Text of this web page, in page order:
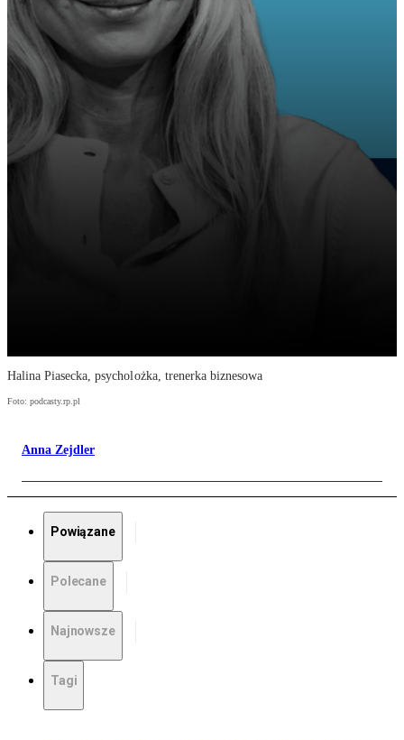
Halina Piasecka, psycholożka, trenerka biznesowa
Foto: podcasty.rp.pl
Anna Zejdler
Powiązane
Polecane
Najnowsze
Tagi